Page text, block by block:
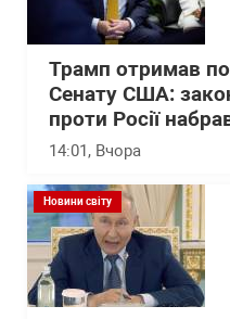
Трамп отримав
Сенату США:
проти Росії
14:01, Вчора
Новини світу